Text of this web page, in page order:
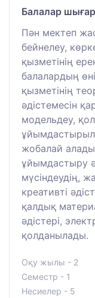
Балалар
Пән мектеп
бейнелеу,
қызметінің
балалардың
қызметінің
әдістемесін
модельдеу,
жобалай
ұйымдастыру
мүсіндеудің,
креативті
қалдық
әдістері,
қолданылады.
Оқу жылы - 2
Семестр - 1
Несиелер - 5